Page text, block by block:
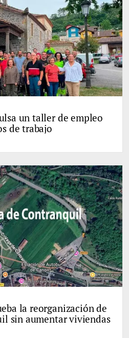
un taller de empleo
de trabajo
la reorganización de
sin aumentar viviendas